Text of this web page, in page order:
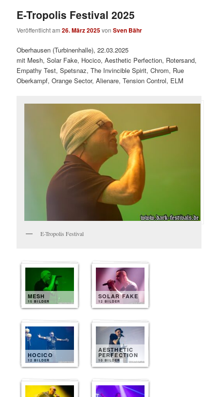
E-Tropolis Festival 2025
Veröffentlicht am26. März 2025vonSven Bähr
Oberhausen (Turbinenhalle), 22.03.2025
mit Mesh, Solar Fake, Hocico, Aesthetic Perfection, Rotersand,
Empathy Test, Spetsnaz, The Invincible Spirit, Chrom, Rue
Oberkampf, Orange Sector, Alienare, Tension Control, ELM
E-Tropolis Festival
MESH
15 BILDER
SOLAR FAKE
12 BILDER
HOCICO
12 BILDER
AESTHETIC
PERFECTION
10 BILDER